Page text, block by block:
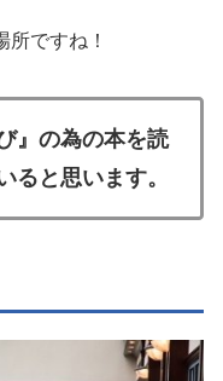
ですね！
』の為の本を読
ると思います。